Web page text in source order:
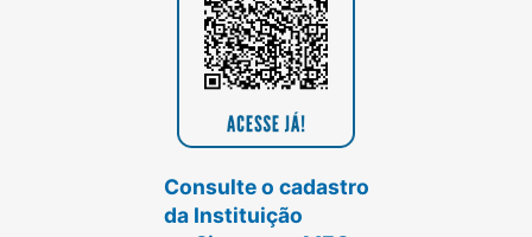
Consulte o cadastro
da Instituição